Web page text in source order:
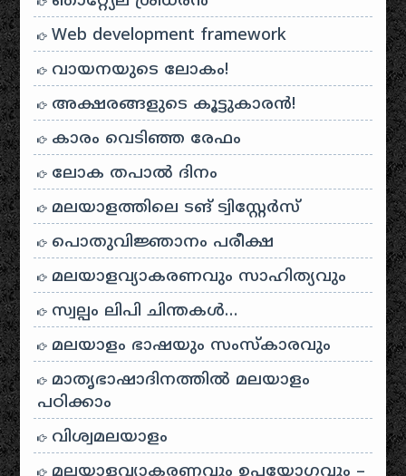
Web development framework
വായനയുടെ ലോകം!
അക്ഷരങ്ങളുടെ കൂട്ടുകാരൻ!
കാരം വെടിഞ്ഞ രേഫം
ലോക തപാൽ ദിനം
മലയാളത്തിലെ ടങ് ട്വിസ്റ്റേർസ്
പൊതുവിജ്ഞാനം പരീക്ഷ
മലയാളവ്യാകരണവും സാഹിത്യവും
സ്വല്പം ലിപി ചിന്തകൾ…
മലയാളം ഭാഷയും സംസ്കാരവും
മാതൃഭാഷാദിനത്തിൽ മലയാളം
പഠിക്കാം
വിശ്വമലയാളം